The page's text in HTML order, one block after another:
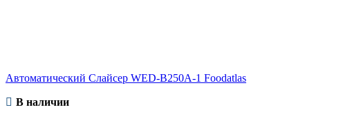
Автоматический Слайсер WED-B250A-1 Foodatlas
В наличии